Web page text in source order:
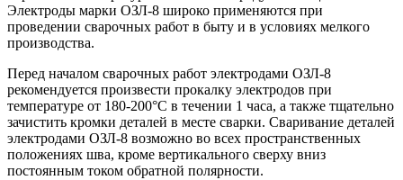
Электроды марки ОЗЛ-8 широко применяются при
проведении сварочных работ в быту и в условиях мелкого
производства.
Перед началом сварочных работ электродами ОЗЛ-8
рекомендуется произвести прокалку электродов при
температуре от 180-200°С в течении 1 часа, а также тщательно
зачистить кромки деталей в месте сварки. Сваривание деталей
электродами ОЗЛ-8 возможно во всех пространственных
положениях шва, кроме вертикального сверху вниз
постоянным током обратной полярности.